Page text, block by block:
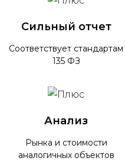
Сильный отчет
Соответствует стандартам
135 ФЗ
Анализ
Рынка и стоимости
аналогичных объектов